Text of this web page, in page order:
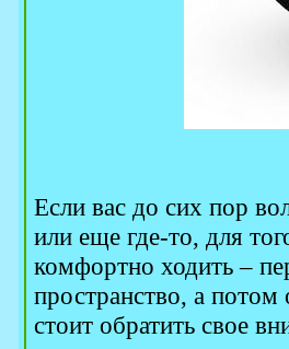
Если вас до сих пор
или еще где-то, для
комфортно ходить –
пространство, а потом
стоит обратить свое